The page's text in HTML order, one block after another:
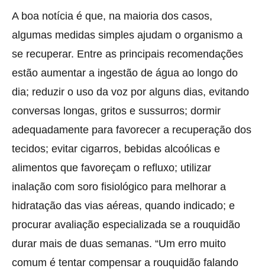
A boa notícia é que, na maioria dos casos,
algumas medidas simples ajudam o organismo a
se recuperar. Entre as principais recomendações
estão aumentar a ingestão de água ao longo do
dia; reduzir o uso da voz por alguns dias, evitando
conversas longas, gritos e sussurros; dormir
adequadamente para favorecer a recuperação dos
tecidos; evitar cigarros, bebidas alcoólicas e
alimentos que favoreçam o refluxo; utilizar
inalação com soro fisiológico para melhorar a
hidratação das vias aéreas, quando indicado; e
procurar avaliação especializada se a rouquidão
durar mais de duas semanas. “Um erro muito
comum é tentar compensar a rouquidão falando